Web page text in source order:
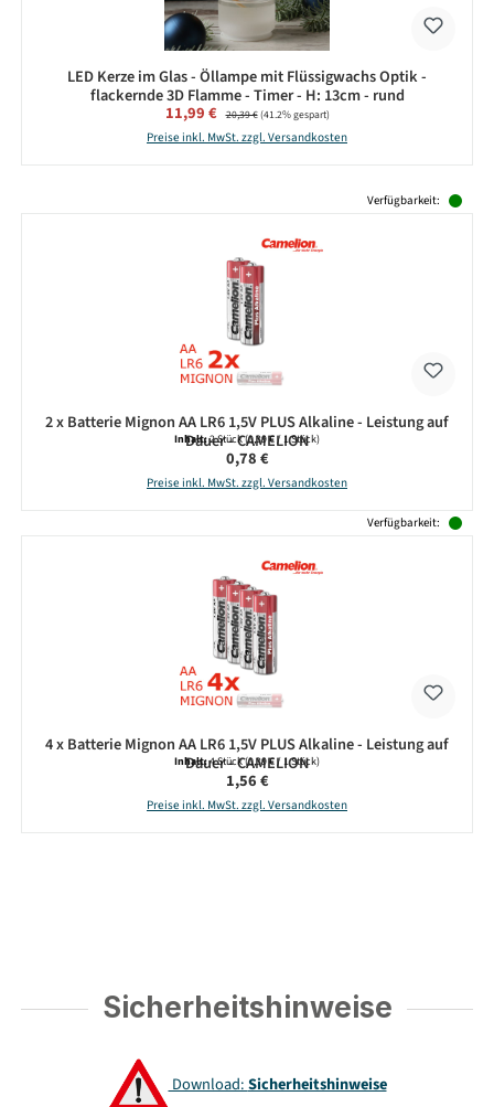
LED Kerze im Glas - Öllampe mit Flüssigwachs Optik -
flackernde 3D Flamme - Timer - H: 13cm - rund
Verkaufspreis:
11,99 € Regulärer Preis:
20,39 €(41.2% gespart)
Preise inkl. MwSt. zzgl. Versandkosten
Verfügbarkeit:
2 x Batterie Mignon AA LR6 1,5V PLUS Alkaline - Leistung auf
Dauer - CAMELION
Inhalt:2 Stück(0,39 € / 1 Stück)
Regulärer Preis:
0,78 €
Preise inkl. MwSt. zzgl. Versandkosten
Verfügbarkeit:
4 x Batterie Mignon AA LR6 1,5V PLUS Alkaline - Leistung auf
Dauer - CAMELION
Inhalt:4 Stück(0,39 € / 1 Stück)
Regulärer Preis:
1,56 €
Preise inkl. MwSt. zzgl. Versandkosten
Sicherheitshinweise
Download:Sicherheitshinweise